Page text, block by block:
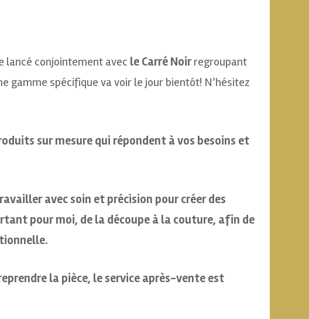
lancé conjointement avec le Carré Noirregroupant
gamme spécifique va voir le jour bientôt! N’hésitez
sur mesure qui répondent à vos besoins et
avec soin et précision pour créer des
pour moi, de la découpe à la couture, afin de
la pièce, le service après-vente est